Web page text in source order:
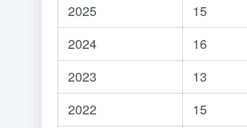
2025
15
2024
16
2023
13
2022
15